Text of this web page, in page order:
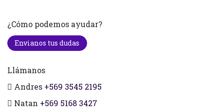
¿Cómo podemos ayudar?
Envianos tus dudas
Llámanos
Andres +569 3545 2195
Natan +569 5168 3427